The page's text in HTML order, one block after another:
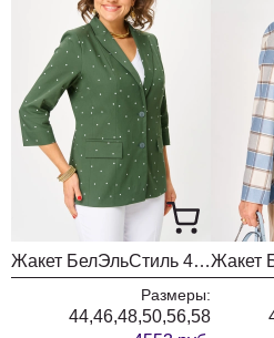
Жакет БелЭльСтиль 412 олива + белый горох
Размеры:
44,46,48,50,56,58